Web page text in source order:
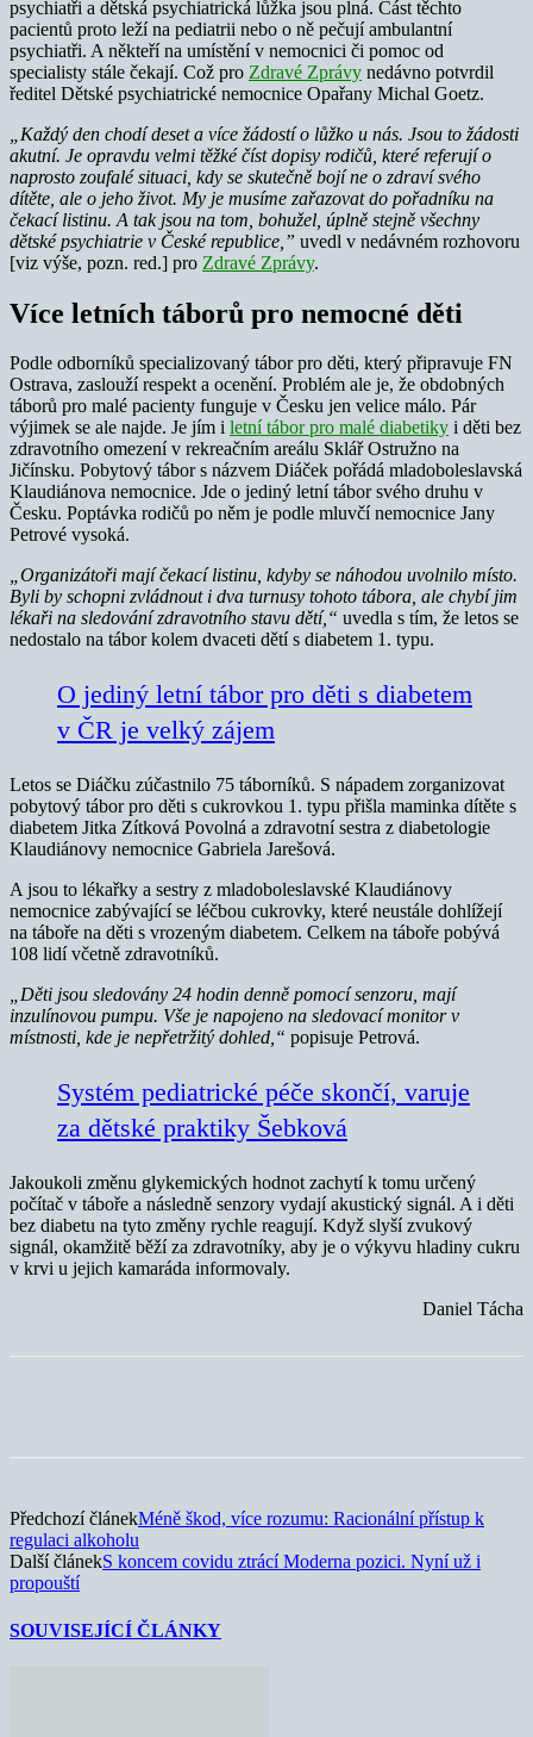
psychiatři a dětská psychiatrická lůžka jsou plná. Část těchto
pacientů proto leží na pediatrii nebo o ně pečují ambulantní
psychiatři. A někteří na umístění v nemocnici či pomoc od
specialisty stále čekají. Což pro Zdravé Zprávy nedávno potvrdil
ředitel Dětské psychiatrické nemocnice Opařany Michal Goetz.
„Každý den chodí deset a více žádostí o lůžko u nás. Jsou to žádosti
akutní. Je opravdu velmi těžké číst dopisy rodičů, které referují o
naprosto zoufalé situaci, kdy se skutečně bojí ne o zdraví svého
dítěte, ale o jeho život. My je musíme zařazovat do pořadníku na
čekací listinu. A tak jsou na tom, bohužel, úplně stejně všechny
dětské psychiatrie v České republice,” uvedl v nedávném rozhovoru
[viz výše, pozn. red.] pro Zdravé Zprávy.
Více letních táborů pro nemocné děti
Podle odborníků specializovaný tábor pro děti, který připravuje FN
Ostrava, zaslouží respekt a ocenění. Problém ale je, že obdobných
táborů pro malé pacienty funguje v Česku jen velice málo. Pár
výjimek se ale najde. Je jím i letní tábor pro malé diabetiky i děti bez
zdravotního omezení v rekreačním areálu Sklář Ostružno na
Jičínsku. Pobytový tábor s názvem Diáček pořádá mladoboleslavská
Klaudiánova nemocnice. Jde o jediný letní tábor svého druhu v
Česku. Poptávka rodičů po něm je podle mluvčí nemocnice Jany
Petrové vysoká.
„Organizátoři mají čekací listinu, kdyby se náhodou uvolnilo místo.
Byli by schopni zvládnout i dva turnusy tohoto tábora, ale chybí jim
lékaři na sledování zdravotního stavu dětí,“ uvedla s tím, že letos se
nedostalo na tábor kolem dvaceti dětí s diabetem 1. typu.
O jediný letní tábor pro děti s diabetem
v ČR je velký zájem
Letos se Diáčku zúčastnilo 75 táborníků. S nápadem zorganizovat
pobytový tábor pro děti s cukrovkou 1. typu přišla maminka dítěte s
diabetem Jitka Zítková Povolná a zdravotní sestra z diabetologie
Klaudiánovy nemocnice Gabriela Jarešová.
A jsou to lékařky a sestry z mladoboleslavské Klaudiánovy
nemocnice zabývající se léčbou cukrovky, které neustále dohlížejí
na táboře na děti s vrozeným diabetem. Celkem na táboře pobývá
108 lidí včetně zdravotníků.
„Děti jsou sledovány 24 hodin denně pomocí senzoru, mají
inzulínovou pumpu. Vše je napojeno na sledovací monitor v
místnosti, kde je nepřetržitý dohled,“ popisuje Petrová.
Systém pediatrické péče skončí, varuje
za dětské praktiky Šebková
Jakoukoli změnu glykemických hodnot zachytí k tomu určený
počítač v táboře a následně senzory vydají akustický signál. A i děti
bez diabetu na tyto změny rychle reagují. Když slyší zvukový
signál, okamžitě běží za zdravotníky, aby je o výkyvu hladiny cukru
v krvi u jejich kamaráda informovaly.
Daniel Tácha
Předchozí článekMéně škod, více rozumu: Racionální přístup k
regulaci alkoholu
Další článekS koncem covidu ztrácí Moderna pozici. Nyní už i
propouští
SOUVISEJÍCÍ ČLÁNKY